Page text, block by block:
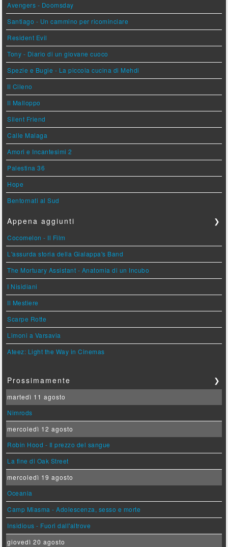
Avengers - Doomsday
Santiago - Un cammino per ricominciare
Resident Evil
Tony - Diario di un giovane cuoco
Spezie e Bugie - La piccola cucina di Mehdi
Il Cileno
Il Malloppo
Silent Friend
Calle Malaga
Amori e Incantesimi 2
Palestina 36
Hope
Bentornati al Sud
Appena aggiunti ❯
Cocomelon - Il Film
L'assurda storia della Gialappa's Band
The Mortuary Assistant - Anatomia di un Incubo
I Nisidiani
Il Mestiere
Scarpe Rotte
Limoni a Varsavia
Ateez: Light the Way in Cinemas
Prossimamente ❯
martedì 11 agosto
Nimrods
mercoledì 12 agosto
Robin Hood - Il prezzo del sangue
La fine di Oak Street
mercoledì 19 agosto
Oceania
Camp Miasma - Adolescenza, sesso e morte
Insidious - Fuori dall'altrove
giovedì 20 agosto